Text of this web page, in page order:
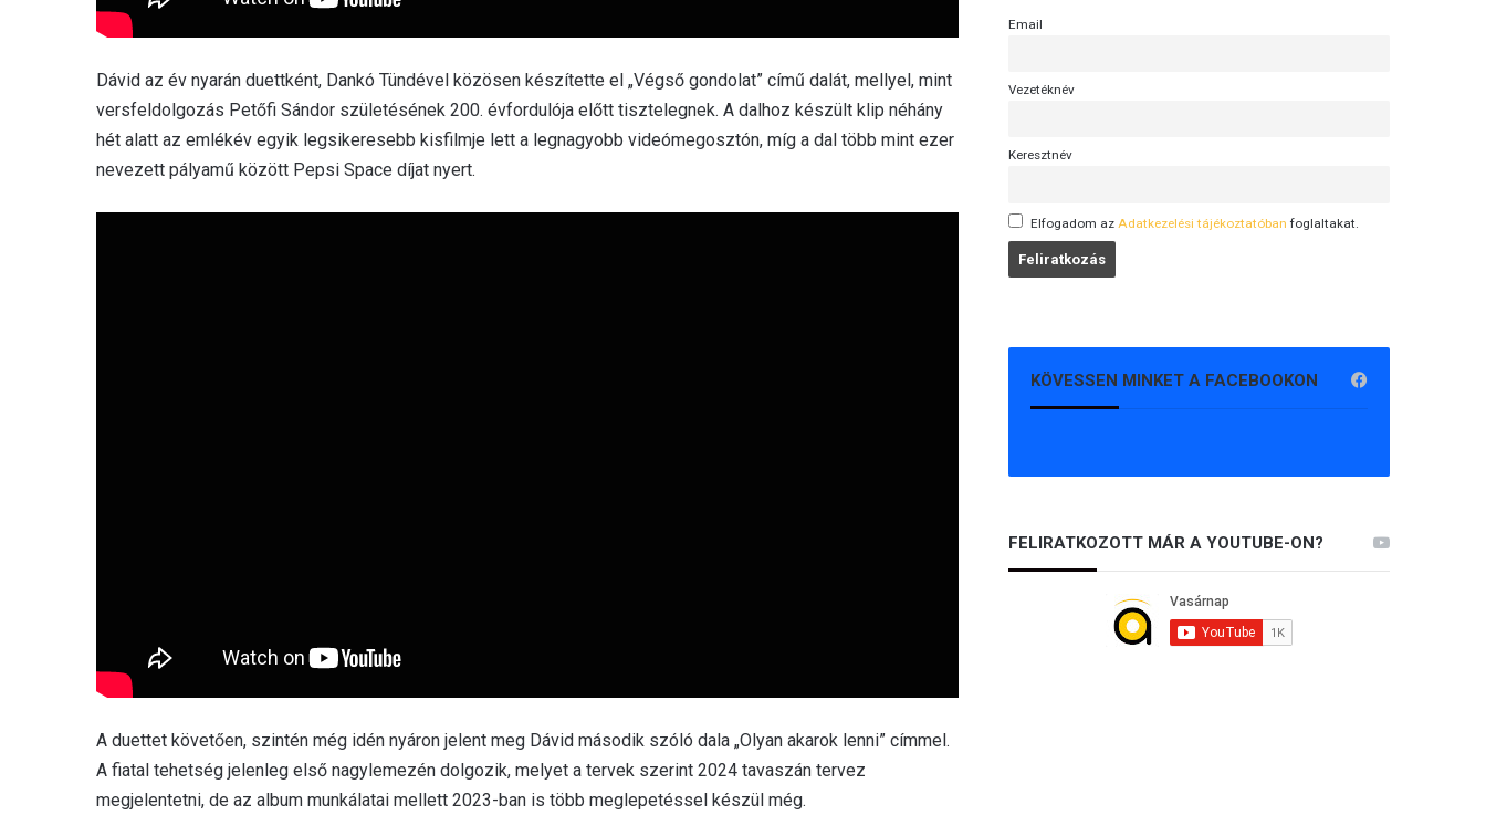
Dávid az év nyarán duettként, Dankó Tündével közösen készítette el „Végső gondolat” című dalát, mellyel, mint
versfeldolgozás Petőfi Sándor születésének 200. évfordulója előtt tisztelegnek. A dalhoz készült klip néhány
hét alatt az emlékév egyik legsikeresebb kisfilmje lett a legnagyobb videómegosztón, míg a dal több mint ezer
nevezett pályamű között Pepsi Space díjat nyert.
A duettet követően, szintén még idén nyáron jelent meg Dávid második szóló dala „Olyan akarok lenni” címmel.
A fiatal tehetség jelenleg első nagylemezén dolgozik, melyet a tervek szerint 2024 tavaszán tervez
megjelentetni, de az album munkálatai mellett 2023-ban is több meglepetéssel készül még.
Email
Vezetéknév
Keresztnév
Elfogadom az Adatkezelési tájékoztatóban foglaltakat.
KÖVESSEN MINKET A FACEBOOKON
FELIRATKOZOTT MÁR A YOUTUBE-ON?